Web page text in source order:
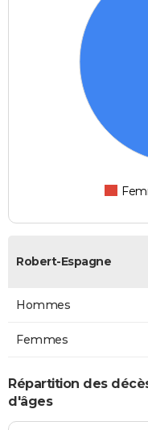
Robert-Espagne
Hommes
Femmes
Répartition des
d'âges